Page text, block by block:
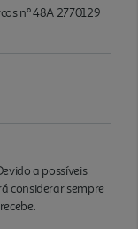
nº 48A 2770129
a possíveis
considerar sempre